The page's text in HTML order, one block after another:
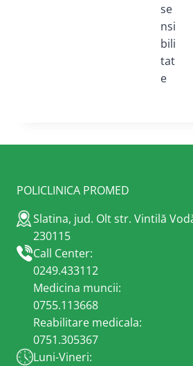
se
nsi
bili
tat
e
POLICLINICA PROMED
Slatina, jud. Olt str. Vintilă
230115
Call Center:
0249.433112
Medicina muncii:
0755.113668
Reabilitare medicala:
0751.305367
Luni-Vineri: